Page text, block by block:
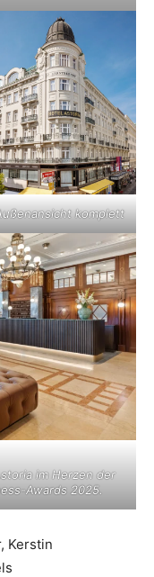
komplett
im Herzen der
Awards 2025.
Kerstin